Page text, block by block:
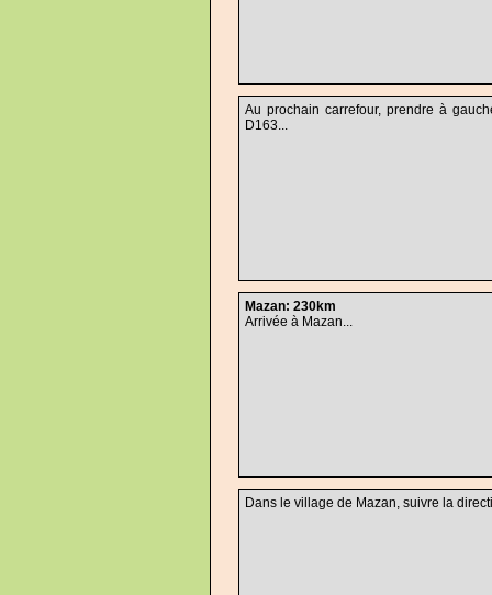
Au prochain carrefour, prendre à
D163...
Mazan: 230km
Arrivée à Mazan...
Dans le village de Mazan, suivre la